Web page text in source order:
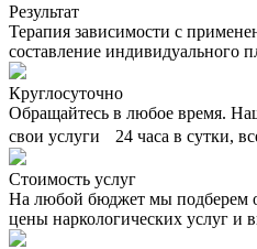
Результат
Терапия зависимости с
составление индивидуального
Круглосуточно
Обращайтесь в любое время.
свои услуги 24 часа в сутки,
Стоимость услуг
На любой бюджет мы подберем
цены наркологических услуг и